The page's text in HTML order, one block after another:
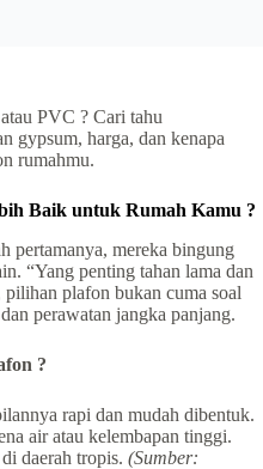
PVC ? Cari tahu
gypsum, harga, dan kenapa
rumahmu.
Baik untuk Rumah Kamu ?
pertamanya, mereka bingung
“Yang penting tahan lama dan
pilihan plafon bukan cuma soal
perawatan jangka panjang.
?
rapi dan mudah dibentuk.
air atau kelembapan tinggi.
daerah tropis. (Sumber: